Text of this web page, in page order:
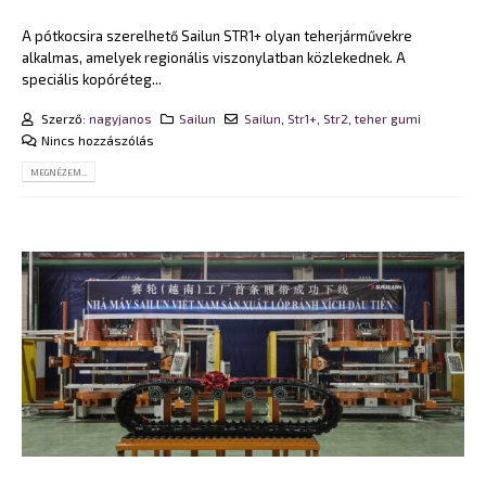
A pótkocsira szerelhető Sailun STR1+ olyan teherjárművekre
alkalmas, amelyek regionális viszonylatban közlekednek. A
speciális kopóréteg...
Szerző: nagyjanos Sailun Sailun Str1+ Str2 ,teher gumi
Nincs hozzászólás
MEGNÉZEM...